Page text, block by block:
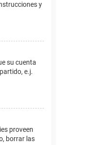
y
su cuenta
e.j.
proveen
borrar las